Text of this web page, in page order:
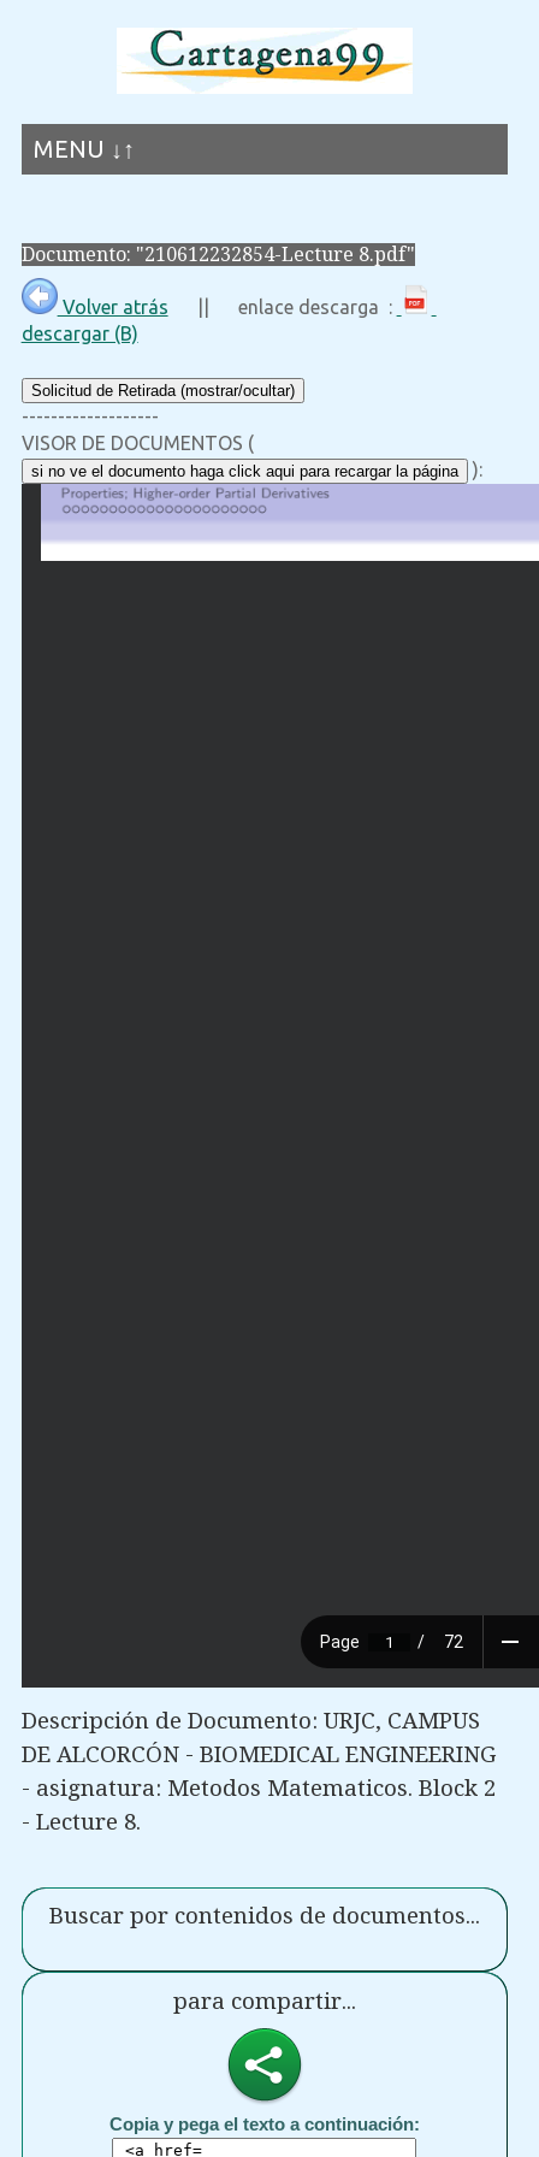
MENU ↓↑
Documento: "210612232854-Lecture 8.pdf"
Volver atrás || enlace descarga :
descargar (B)
Solicitud de Retirada (mostrar/ocultar)
-------------------
VISOR DE DOCUMENTOS (
si no ve el documento haga click aqui para recargar la página ):
Descripción de Documento: URJC, CAMPUS
DE ALCORCÓN - BIOMEDICAL ENGINEERING
- asignatura: Metodos Matematicos. Block 2
- Lecture 8.
Buscar por contenidos de documentos...
para compartir...
Copia y pega el texto a continuación: